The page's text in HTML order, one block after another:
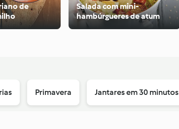
de
Salada com mini-
hambúrgueres de atum
Primavera Jantares em 30 minutos